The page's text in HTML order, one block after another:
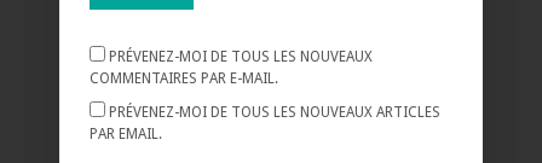
PRÉVENEZ-MOI DE TOUS LES NOUVEAUX
COMMENTAIRES PAR E-MAIL.
PRÉVENEZ-MOI DE TOUS LES NOUVEAUX ARTICLES
PAR EMAIL.